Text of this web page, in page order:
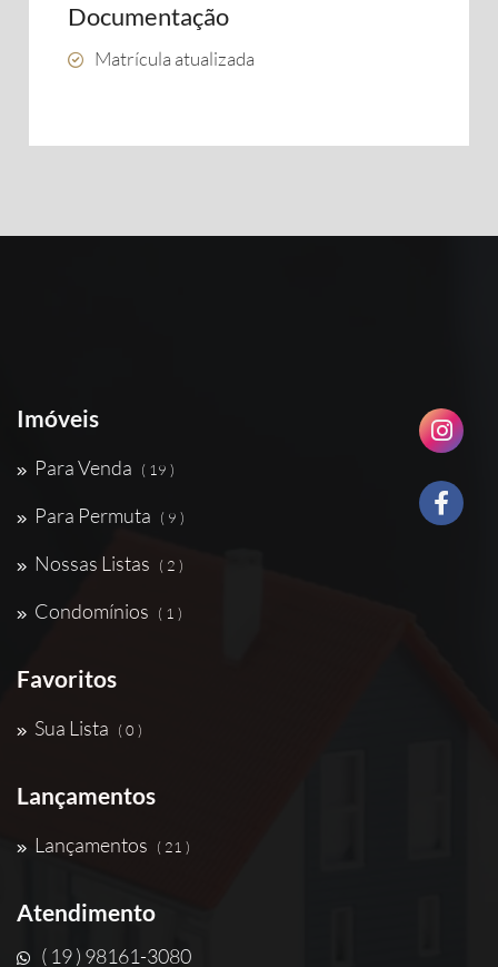
Documentação
Matrícula atualizada
Imóveis
Para Venda ( 19 )
Para Permuta ( 9 )
Nossas Listas ( 2 )
Condomínios ( 1 )
Favoritos
Sua Lista ( 0 )
Lançamentos
Lançamentos ( 21 )
Atendimento
( 19 ) 98161-3080